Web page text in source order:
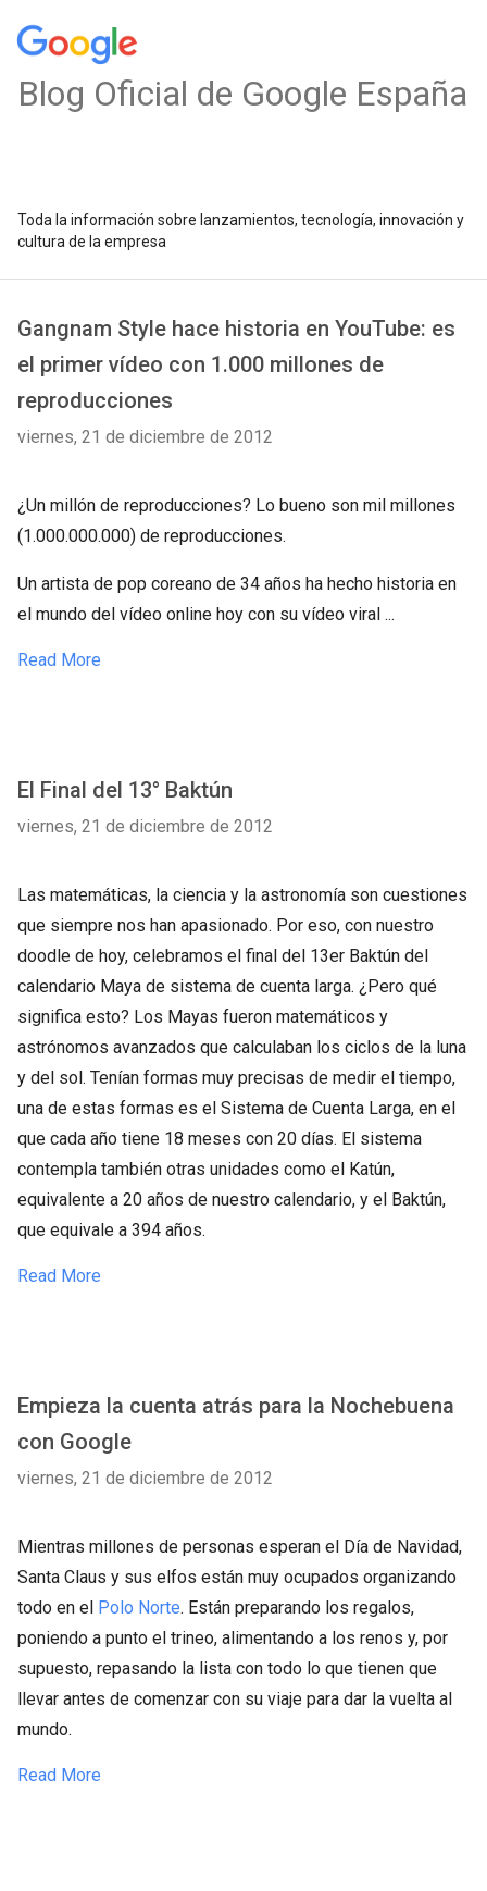
Blog Oficial de Google España
Toda la información sobre lanzamientos, tecnología, innovación y
cultura de la empresa
Gangnam Style hace historia en YouTube: es
el primer vídeo con 1.000 millones de
reproducciones
viernes, 21 de diciembre de 2012
¿Un millón de reproducciones? Lo bueno son mil millones
(1.000.000.000) de reproducciones.
Un artista de pop coreano de 34 años ha hecho historia en
el mundo del vídeo online hoy con su vídeo viral ...
Read More
El Final del 13° Baktún
viernes, 21 de diciembre de 2012
Las matemáticas, la ciencia y la astronomía son cuestiones
que siempre nos han apasionado. Por eso, con nuestro
doodle de hoy, celebramos el final del 13er Baktún del
calendario Maya de sistema de cuenta larga. ¿Pero qué
significa esto? Los Mayas fueron matemáticos y
astrónomos avanzados que calculaban los ciclos de la luna
y del sol. Tenían formas muy precisas de medir el tiempo,
una de estas formas es el Sistema de Cuenta Larga, en el
que cada año tiene 18 meses con 20 días. El sistema
contempla también otras unidades como el Katún,
equivalente a 20 años de nuestro calendario, y el Baktún,
que equivale a 394 años.
Read More
Empieza la cuenta atrás para la Nochebuena
con Google
viernes, 21 de diciembre de 2012
Mientras millones de personas esperan el Día de Navidad,
Santa Claus y sus elfos están muy ocupados organizando
todo en el Polo Norte. Están preparando los regalos,
poniendo a punto el trineo, alimentando a los renos y, por
supuesto, repasando la lista con todo lo que tienen que
llevar antes de comenzar con su viaje para dar la vuelta al
mundo.
Read More